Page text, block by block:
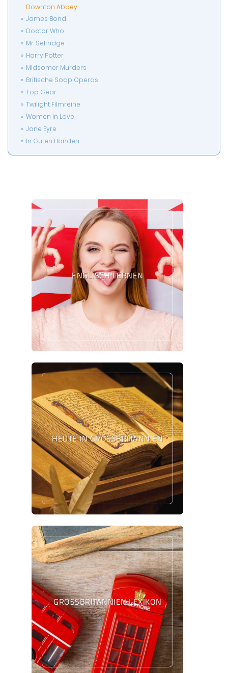
Downton Abbey
James Bond
Doctor Who
Mr. Selfridge
Harry Potter
Midsomer Murders
Britische Soap Operas
Top Gear
Twilight Filmreihe
Women in Love
Jane Eyre
In Guten Händen
ENGLISCH LERNEN
HEUTE IN GROSSBRITANNIEN
GROSSBRITANNIEN LEXIKON